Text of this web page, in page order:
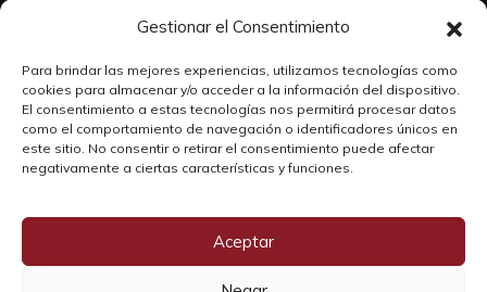
Gestionar el Consentimiento
Para brindar las mejores experiencias, utilizamos tecnologías como
cookies para almacenar y/o acceder a la información del dispositivo.
El consentimiento a estas tecnologías nos permitirá procesar datos
como el comportamiento de navegación o identificadores únicos en
este sitio. No consentir o retirar el consentimiento puede afectar
negativamente a ciertas características y funciones.
Aceptar